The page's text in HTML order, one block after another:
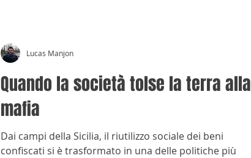
Quando la società tolse la terra alla
mafia
Dai campi della Sicilia, il riutilizzo sociale dei beni
confiscati si è trasformato in una delle politiche più
Lucas Manjon